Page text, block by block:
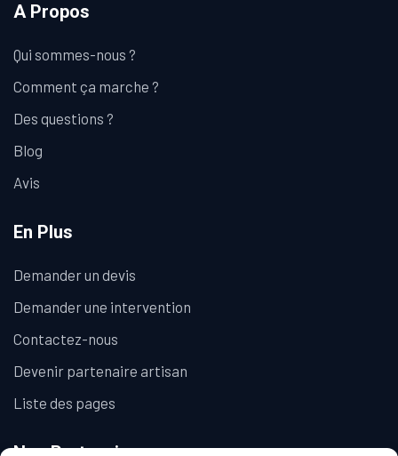
A Propos
Qui sommes-nous ?
Comment ça marche ?
Des questions ?
Blog
Avis
En Plus
Demander un devis
Demander une intervention
Contactez-nous
Devenir partenaire artisan
Liste des pages